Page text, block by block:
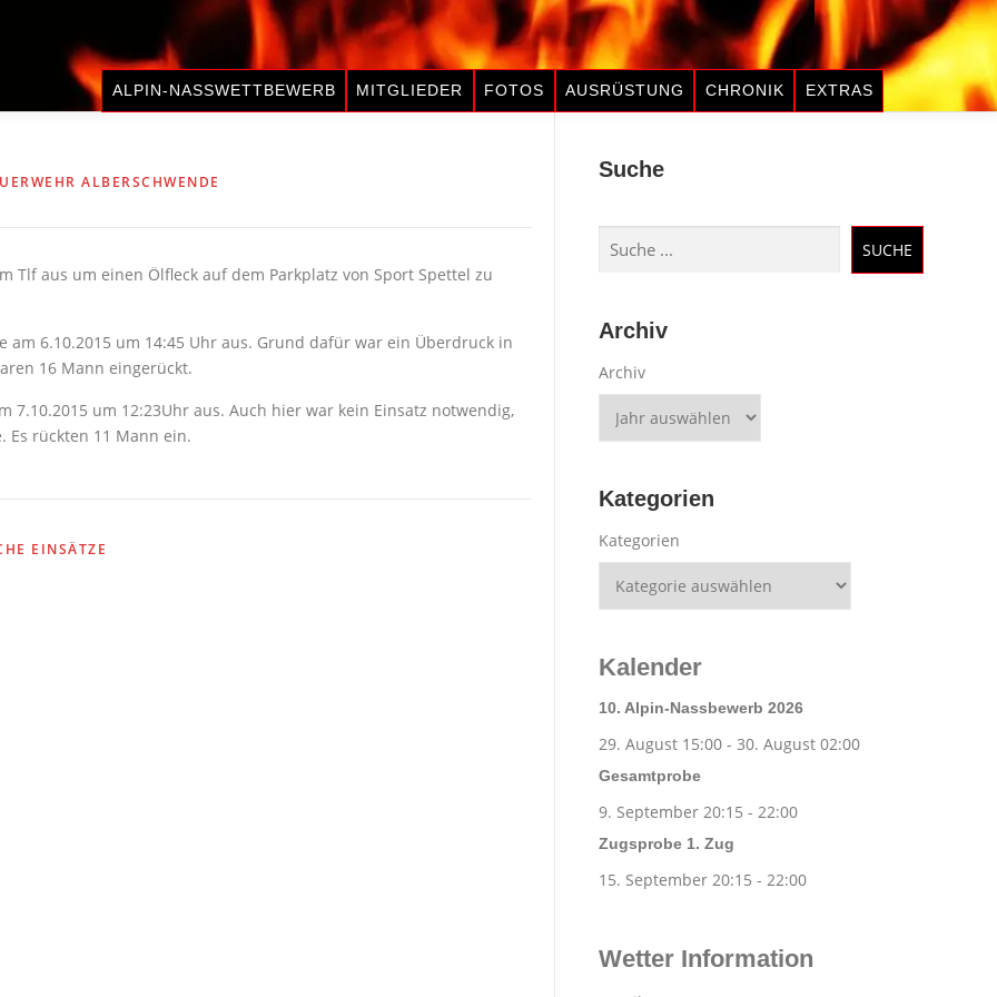
ALPIN-NASSWETTBEWERB MITGLIEDER FOTOS AUSRÜSTUNG CHRONIK EXTRAS
ALBERSCHWENDE
Tlf aus um einen Ölfleck auf dem Parkplatz von Sport Spettel zu
am 6.10.2015 um 14:45 Uhr aus. Grund dafür war ein Überdruck in
16 Mann eingerückt.
7.10.2015 um 12:23Uhr aus. Auch hier war kein Einsatz notwendig,
Es rückten 11 Mann ein.
EINSÄTZE
Suche
Suchen
SUCHE
Archiv
Archiv
Kategorien
Kategorien
Kalender
10. Alpin-Nassbewerb 2026
29. August 15:00 - 30. August 02:00
Gesamtprobe
9. September 20:15 - 22:00
Zugsprobe 1. Zug
15. September 20:15 - 22:00
Wetter Information